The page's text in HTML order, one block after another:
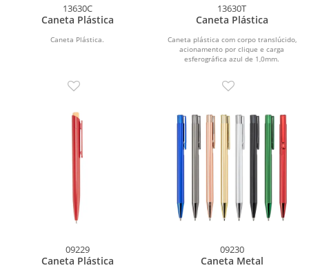
13630C
Caneta Plástica
Caneta Plástica.
13630T
Caneta Plástica
Caneta plástica com corpo translúcido,
acionamento por clique e carga
esferográfica azul de 1,0mm.
09229
Caneta Plástica
09230
Caneta Metal